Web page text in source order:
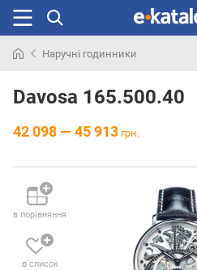
раніше
Наручні годинники
Davosa 165.500.40
42 098 — 45 913 грн.
в порівняння
в список